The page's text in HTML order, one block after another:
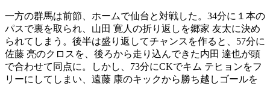
一方の群馬は前節、ホームで仙台と対戦した。34分に１本の
パスで裏を取られ、山田 寛人の折り返しを郷家 友太に決め
られてしまう。後半は盛り返してチャンスを作ると、57分に
佐藤 亮のクロスを、後ろから走り込んできた内田 達也が頭
で合わせて同点に。しかし、73分にCKでキム テヒョンをフ
リーにしてしまい、遠藤 康のキックから勝ち越しゴールを